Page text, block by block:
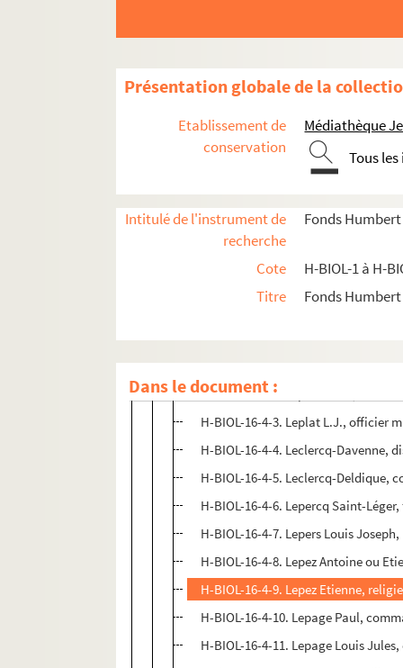
Présentation globale de la
Etablissement de
conservation
Médiathèque
Tous
Intitulé de l'instrument de
recherche
Fonds
Cote
H-BIOL-1 à H-
Titre
Fonds
Dans le document :
H-BIOL-11. Dujardin à Faid'herbe
H-BIOL-13. Ghesquiere à Hallette
H-BIOL-14. Hedde à Kerteux
H-BIOL-16. Le Fel à Lequenne
H-BIOL-16-1. Le Fel à Legrand
H-BIOL-16-2. Le Groux à Lemesre
H-BIOL-16-3. Le Mesre de Pas à
H-BIOL-16-4-1. Lepers Edouard,
H-BIOL-16-4-2. Leplat Louis,
H-BIOL-16-4-3. Leplat L.J., officier
H-BIOL-16-4-4. Leclercq-Davenne,
H-BIOL-16-4-5. Leclercq-Deldique,
H-BIOL-16-4-6. Lepercq Saint-
H-BIOL-16-4-7. Lepers Louis
H-BIOL-16-4-8. Lepez Antoine ou
H-BIOL-16-4-9. Lepez Etienne,
H-BIOL-16-4-10. Lepage Paul,
H-BIOL-16-4-11. Lepage Louis